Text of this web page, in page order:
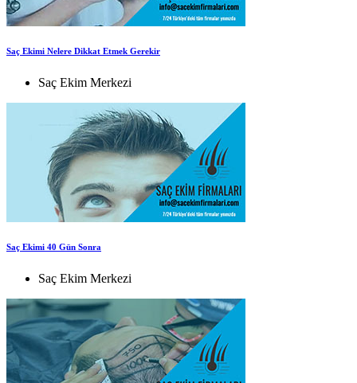
Saç Ekimi Nelere Dikkat Etmek Gerekir
Saç Ekim Merkezi
Saç Ekimi 40 Gün Sonra
Saç Ekim Merkezi